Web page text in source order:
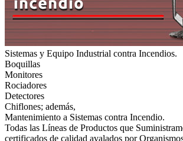
Sistemas y Equipo Industrial contra Incendios.
Boquillas
Monitores
Rociadores
Detectores
Chiflones; además,
Mantenimiento a Sistemas contra Incendio.
Todas las Líneas de Productos que
certificados de calidad avalados por